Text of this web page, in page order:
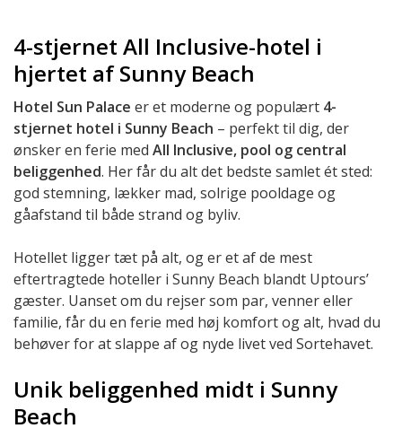
4-stjernet All Inclusive-hotel i
hjertet af Sunny Beach
Hotel Sun Palace er et moderne og populært 4-
stjernet hotel i Sunny Beach – perfekt til dig, der
ønsker en ferie med All Inclusive, pool og central
beliggenhed. Her får du alt det bedste samlet ét sted:
god stemning, lækker mad, solrige pooldage og
gåafstand til både strand og byliv.
Hotellet ligger tæt på alt, og er et af de mest
eftertragtede hoteller i Sunny Beach blandt Uptours’
gæster. Uanset om du rejser som par, venner eller
familie, får du en ferie med høj komfort og alt, hvad du
behøver for at slappe af og nyde livet ved Sortehavet.
Unik beliggenhed midt i Sunny
Beach